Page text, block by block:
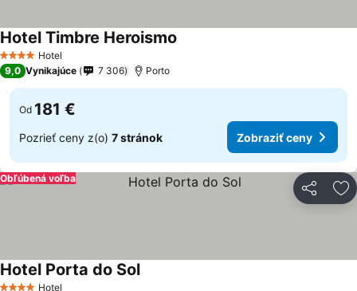
4 Počet hviezdičiek
Hotel
Hotel Timbre Heroismo
9,0 Vynikajúce 7 306 Porto
Od 181 €
Pozrieť ceny z(o) 7 stránok Zobraziť ceny
Zdieľať
Obľúbená voľba
Hotel
Hotel Porta do Sol